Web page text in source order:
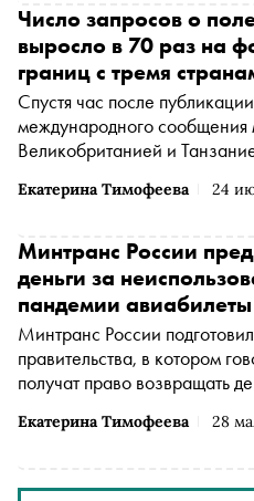
процентов дешевле, чем
ненормальная ситуация:
дороже, чем ближе рейс
Екатерина Тимофеева 24
Число запросов о
выросло в 70 раз на
границ с тремя
Спустя час после
международного сообщения
Великобританией и
сообщает поисковик
Екатерина Тимофеева 28
Минтранс России
деньги за
пандемии авиабилеты
Минтранс России
правительства, в котором
получат право возвращать
коронавируса, спустя три года. Проект